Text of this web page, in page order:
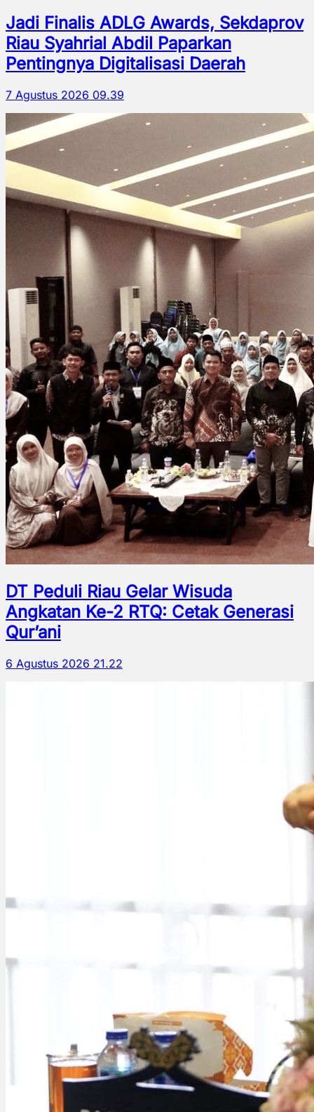
Jadi Finalis ADLG Awards, Sekdaprov
Riau Syahrial Abdil Paparkan
Pentingnya Digitalisasi Daerah
7 Agustus 2026 09.39
DT Peduli Riau Gelar Wisuda
Angkatan Ke-2 RTQ: Cetak Generasi
Qur’ani
6 Agustus 2026 21.22